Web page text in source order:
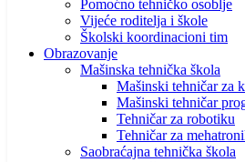
Pomoćno tehničko osoblje
Vijeće roditelja i škole
Školski koordinacioni tim
Obrazovanje
Mašinska tehnička škola
Mašinski tehničar za
Mašinski tehničar
Tehničar za robotiku
Tehničar za
Saobraćajna tehnička škola